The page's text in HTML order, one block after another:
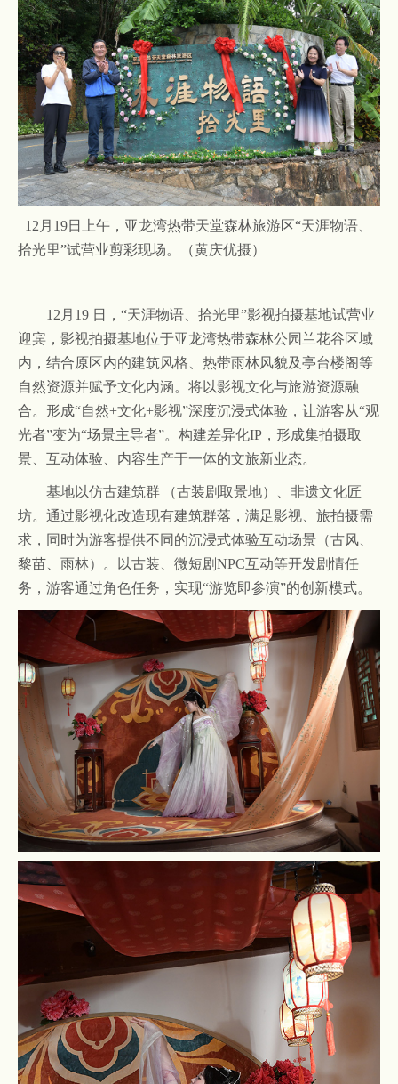
12月19日上午，亚龙湾热带天堂森林旅游区“天涯物语、
拾光里”试营业剪彩现场。（黄庆优摄）
12月19 日，“天涯物语、拾光里”影视拍摄基地试营业
迎宾 ，影视拍摄基地位于亚龙湾热带森林公园兰花谷区域
内，结合原区内的建筑风格、热带雨林风貌及亭台楼阁等
自然资源并赋予文化内涵。将以影视文化与旅游资源融
合。形成“自然+文化+影视”深度沉浸式体验，让游客从“观
光者”变为“场景主导者”。构建差异化IP，形成集拍摄取
景、互动体验、内容生产于一体的文旅新业态。
基地以仿古建筑群
（古装剧取景地）、非遗文化匠
坊。通过影视化改造现有建筑群落，满足影视、旅拍摄需
求，同时为游客提供不同的沉浸式体验互动场景（古风、
黎苗、雨林）。以古装、微短剧NPC互动等开发剧情任
务，游客通过角色任务，实现“游览即参演”的创新模式。